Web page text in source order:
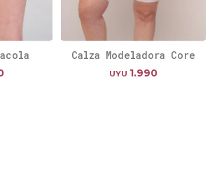
Calza Modeladora Core
UYU 1.990